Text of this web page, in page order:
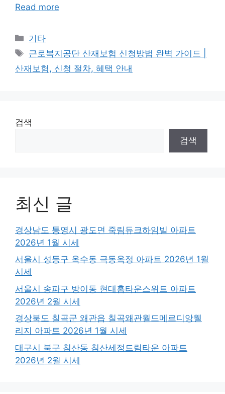
Read more
Categories
기타
Tags
근로복지공단 산재보험 신청방법 완벽 가이드 |
산재보험, 신청 절차, 혜택 안내
검색
검색
최신 글
경상남도 통영시 광도면 죽림듀크하임빌 아파트
2026년 1월 시세
서울시 성동구 옥수동 극동옥정 아파트 2026년 1월
시세
서울시 송파구 방이동 현대홈타운스위트 아파트
2026년 2월 시세
경상북도 칠곡군 왜관읍 칠곡왜관월드메르디앙웰
리지 아파트 2026년 1월 시세
대구시 북구 침산동 침산세정드림타운 아파트
2026년 2월 시세